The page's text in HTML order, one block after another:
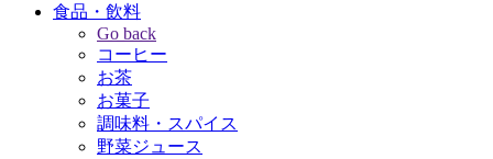
食品・飲料
Go back
コーヒー
お茶
お菓子
調味料・スパイス
野菜ジュース